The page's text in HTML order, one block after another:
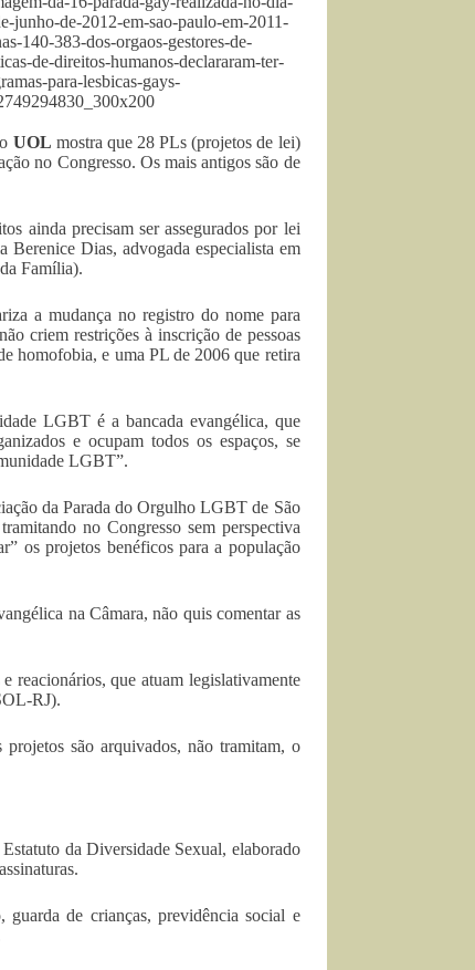
UOL mostra que 28 PLs (projetos de lei)
no Congresso. Os mais antigos são de
ainda precisam ser assegurados por lei
Berenice Dias, advogada especialista em
Família).
a mudança no registro do nome para
criem restrições à inscrição de pessoas
homofobia, e uma PL de 2006 que retira
LGBT é a bancada evangélica, que
e ocupam todos os espaços, se
LGBT”.
da Parada do Orgulho LGBT de São
no Congresso sem perspectiva
os projetos benéficos para a população
na Câmara, não quis comentar as
reacionários, que atuam legislativamente
RJ).
são arquivados, não tramitam, o
da Diversidade Sexual, elaborado
de crianças, previdência social e